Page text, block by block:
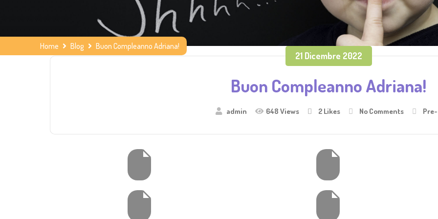
Home Blog Buon Compleanno Adriana!
21 Dicembre 2022
Buon Compleanno Adriana!
admin 648 Views 2Likes No Comments